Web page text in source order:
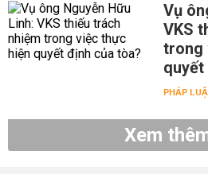
Vụ
VKS
trong
quyết
PHÁP
Xem